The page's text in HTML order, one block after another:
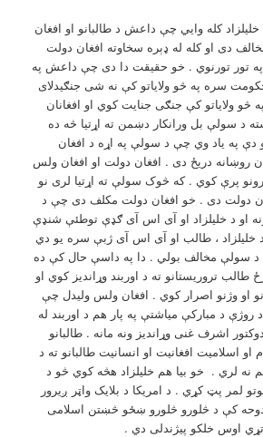
کله وايي چې داعش د طالبانو او افغان
دی او کله له ډېره سخاوته افغان دولت
تور تورنوي . خو حقيقت دا دی چې داعش په
سره په څو ولاياتو کې نه شی جنګيدلای
څو ولاياتو کې جنګی جنايت کوي او افغانان
د سولې بل ورانکار دښمن ته اړتيا څه ده
دې په ياد وي چې د سولې په اړه د افغان
روښانه دريځ دی . افغان دولت او افغان ولس
پرې کوي . که څوک سولې ته اړتيا لری نو
دولت دی . خو افغان دولت مکلف دی چې د
او د خليلزاد او آی اس آی ګډې توطئې شنډې
خليلزاد ، طالب او آی اس آی ژبې سره يو دي
د سولې مخالف بولي . دا په داسې حال کې ده
تروريستانو ته د اوربند وړانديز کوي او
او وژنو اصرار کوي . افغان ولس وليدل چې
د مبارکې مياشتې په پار هم د اوربند له
اشرف غنی وړانديز ونه مانه . طالبانو
اسلاميت افغانيت او انسانيت طالبانو ته د
نه لري . خو بيا هم خليلزاد هڅه کوي څو د
لمر پټ کړي . د امريکا د بلايک واټر ږيرور
کې د څلورو څلورو ښځو څښتن اسلامی
اوس خلکو پيژندلی دي .